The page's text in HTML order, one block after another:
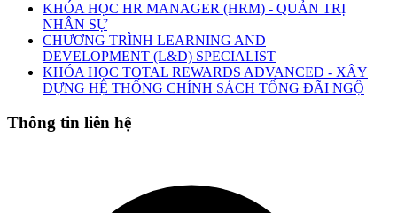
KHÓA HỌC HR MANAGER (HRM) - QUẢN TRỊ
NHÂN SỰ
CHƯƠNG TRÌNH LEARNING AND
DEVELOPMENT (L&D) SPECIALIST
KHÓA HỌC TOTAL REWARDS ADVANCED - XÂY
DỰNG HỆ THỐNG CHÍNH SÁCH TỔNG ĐÃI NGỘ
Thông tin liên hệ